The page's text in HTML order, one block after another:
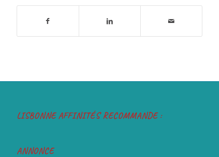
LISBONNE AFFINITÉS RECOMMANDE :
ANNONCE